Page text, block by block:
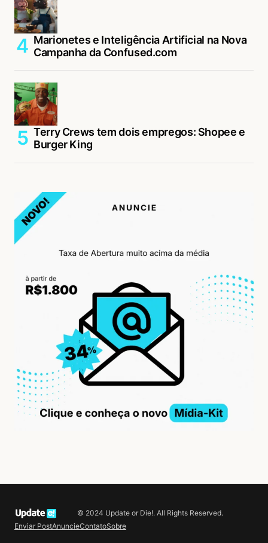
Marionetes e Inteligência Artificial na Nova
Campanha da Confused.com
Terry Crews tem dois empregos: Shopee e
Burger King
© 2024 Update or Die!. All Rights Reserved.
Enviar PostAnuncieContatoSobre